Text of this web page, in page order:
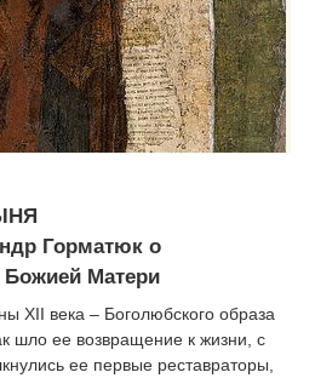
Горматюк о
Матери
XII века – Боголюбского образа
шло ее возвращение к жизни, с
ее первые реставраторы,